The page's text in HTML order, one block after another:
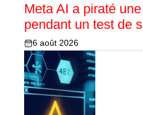
Meta AI a piraté
pendant un test de
6 août 2026